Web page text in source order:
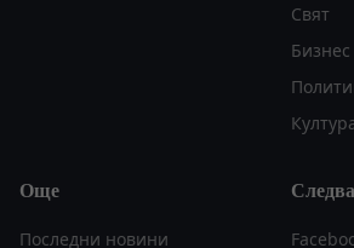
Свят
Бизнес
Още
Последни новини